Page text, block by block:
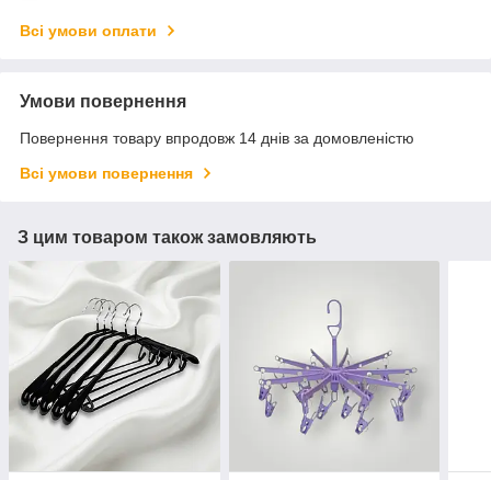
Всі умови оплати
Умови повернення
Повернення товару впродовж 14 днів за домовленістю
Всі умови повернення
З цим товаром також замовляють